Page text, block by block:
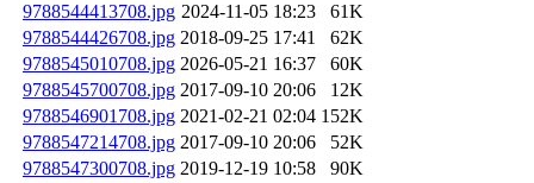
9788544413708.jpg 2024-11-05 18:23
61K
9788544426708.jpg 2018-09-25 17:41
62K
9788545010708.jpg 2026-05-21 16:37
60K
9788545700708.jpg 2017-09-10 20:06
12K
9788546901708.jpg 2021-02-21 02:04 152K
9788547214708.jpg 2017-09-10 20:06
52K
9788547300708.jpg 2019-12-19 10:58
90K